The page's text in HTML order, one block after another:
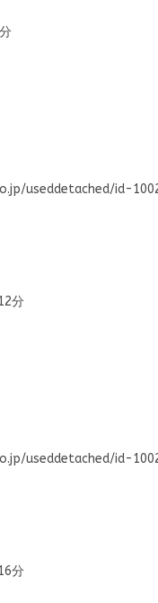
jp/useddetached/id-
分
jp/useddetached/id-
分